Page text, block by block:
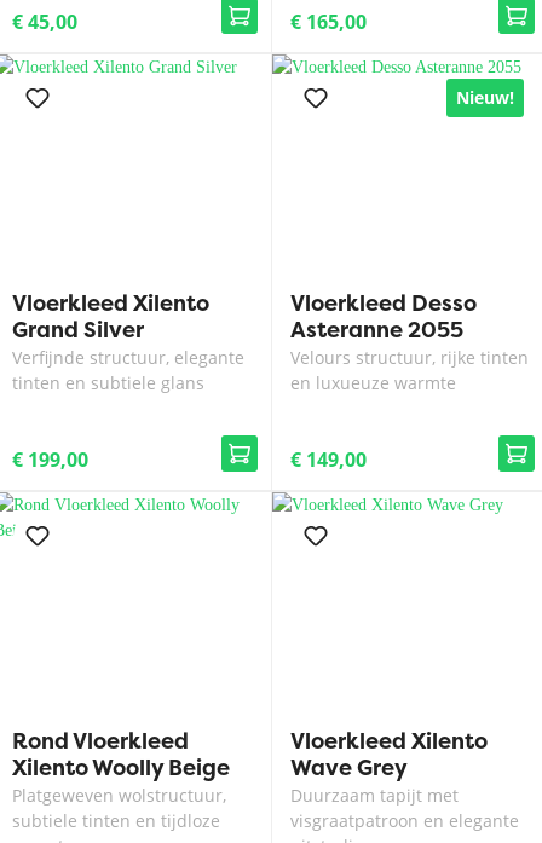
€ 45,00 € 165,00
Vloerkleed Xilento
Grand Silver
Verfijnde structuur, elegante
tinten en subtiele glans
€ 199,00
Nieuw!
Vloerkleed Desso
Asteranne 2055
Velours structuur, rijke tinten
en luxueuze warmte
€ 149,00
Rond Vloerkleed
Xilento Woolly Beige
Platgeweven wolstructuur,
subtiele tinten en tijdloze
Vloerkleed Xilento
Wave Grey
Duurzaam tapijt met
visgraatpatroon en elegante